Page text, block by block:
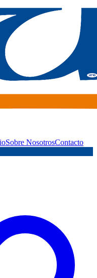
Sobre NosotrosContacto